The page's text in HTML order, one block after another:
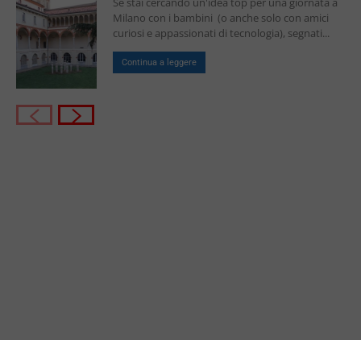
Milano con i bambini (o anche solo con amici
curiosi e appassionati di tecnologia), segnati...
Continua a leggere